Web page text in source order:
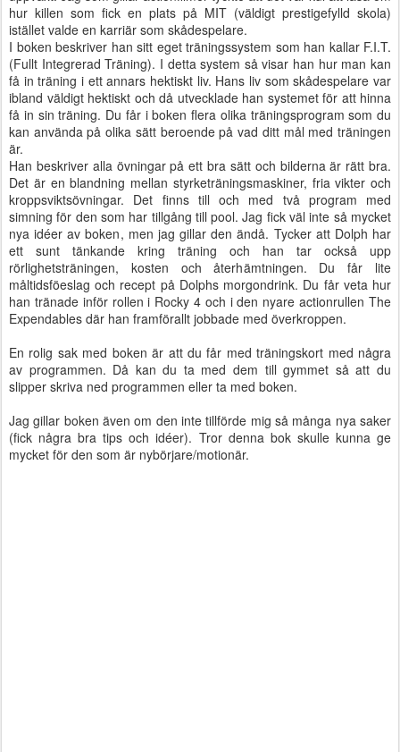
hur killen som fick en plats på MIT (väldigt prestigefylld skola)
istället valde en karriär som skådespelare.
I boken beskriver han sitt eget träningssystem som han kallar F.I.T.
(Fullt Integrerad Träning). I detta system så visar han hur man kan
få in träning i ett annars hektiskt liv. Hans liv som skådespelare var
ibland väldigt hektiskt och då utvecklade han systemet för att hinna
få in sin träning. Du får i boken flera olika träningsprogram som du
kan använda på olika sätt beroende på vad ditt mål med träningen
är.
Han beskriver alla övningar på ett bra sätt och bilderna är rätt bra.
Det är en blandning mellan styrketräningsmaskiner, fria vikter och
kroppsviktsövningar. Det finns till och med två program med
simning för den som har tillgång till pool. Jag fick väl inte så mycket
nya idéer av boken, men jag gillar den ändå. Tycker att Dolph har
ett sunt tänkande kring träning och han tar också upp
rörlighetsträningen, kosten och återhämtningen. Du får lite
måltidsföeslag och recept på Dolphs morgondrink. Du får veta hur
han tränade inför rollen i Rocky 4 och i den nyare actionrullen The
Expendables där han framförallt jobbade med överkroppen.
En rolig sak med boken är att du får med träningskort med några
av programmen. Då kan du ta med dem till gymmet så att du
slipper skriva ned programmen eller ta med boken.
Jag gillar boken även om den inte tillförde mig så många nya saker
(fick några bra tips och idéer). Tror denna bok skulle kunna ge
mycket för den som är nybörjare/motionär.